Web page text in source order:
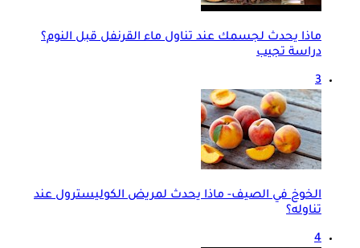
ماذا يحدث لجسمك عند تناول ماء القرنفل قبل النوم؟
دراسة تجيب
3
الخوخ في الصيف- ماذا يحدث لمريض الكوليسترول عند
تناوله؟
4